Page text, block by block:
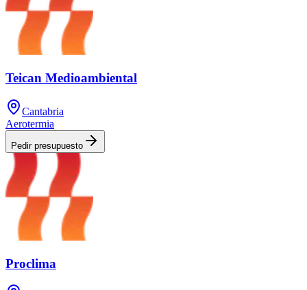
Teican Medioambiental
Cantabria
Aerotermia
Pedir presupuesto
Proclima